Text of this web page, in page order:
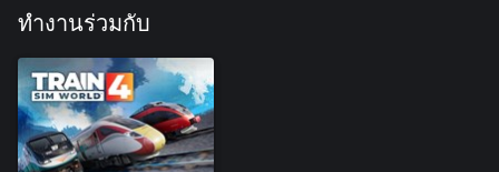
ทำงานร่วมกับ